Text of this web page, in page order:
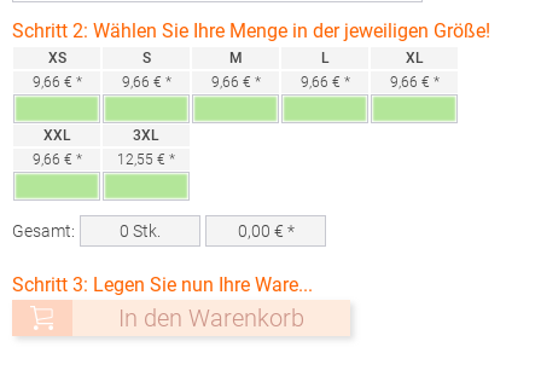
Schritt 2: Wählen Sie Ihre Menge in der jeweiligen Größe!
XS
9,66 € *
S
9,66 € *
M
9,66 € *
L
9,66 € *
XL
9,66 € *
XXL
9,66 € *
3XL
12,55 € *
Gesamt: 0 Stk. 0,00 € *
Schritt 3: Legen Sie nun Ihre Ware...
In den Warenkorb